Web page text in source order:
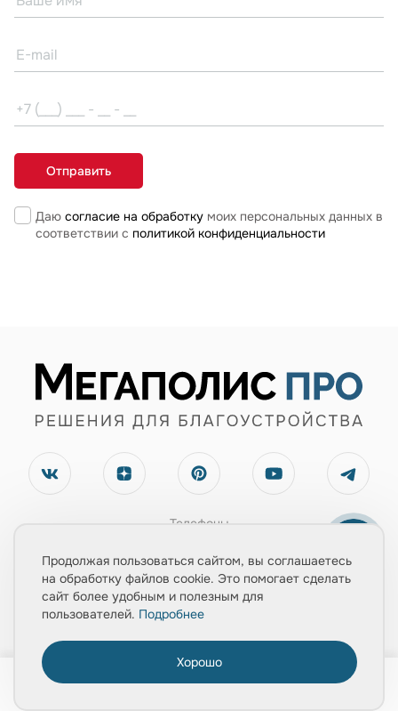
Даю согласие на обработкумоих персональных данных в
соответствии с политикой конфиденциальности
Телефоны
+7(903) 543-67-02
Электронная почта
Обратный звонок
Продолжая пользоваться сайтом, вы соглашаетесь
на обработку файлов cookie. Это помогает сделать
сайт более удобным и полезным для
пользователей. Подробнее
Хорошо